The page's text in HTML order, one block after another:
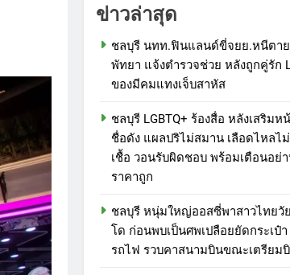
ข่าวล่าสุด
ชลบุรี นทท.ฟินแลนด์ขี่จยย.หนีตา
พัทยา แจ้งตำรวจช่วย หลังถูกคู่รัก
ของมีคมแทงเจ็บสาหัส
ชลบุรี LGBTQ+ ร้องสื่อ หลังเสริม
ชื่อดัง แผลปริไม่สมาน เลือดไหลไ
เชื้อ วอนรับผิดชอบ พร้อมเตือนอย่า
ราคาถูก
ชลบุรี หนุ่มใหญ่ออสซี่พาสาวไทยวั
โด ก่อนพบเป็นศพเปลือยยัดกระเป๋
รถไฟ รวบคาสนามบินขณะเตรียม